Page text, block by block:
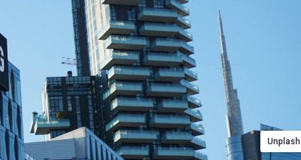
Unplash